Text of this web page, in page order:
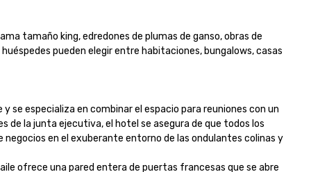
tamaño king, edredones de plumas de ganso, obras de
pueden elegir entre habitaciones, bungalows, casas
se especializa en combinar el espacio para reuniones con un
de la junta ejecutiva, el hotel se asegura de que todos los
negocios en el exuberante entorno de las ondulantes colinas y
ofrece una pared entera de puertas francesas que se abre